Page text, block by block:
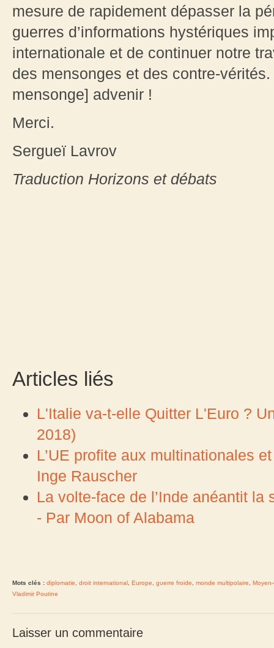
mesure de rapidement dépasser la
guerres d’informations hystériques
internationale et de continuer notre
des mensonges et des contre-
mensonge] advenir !
Merci.
Sergueï Lavrov
Traduction Horizons et débats
Articles liés
L'Italie va-t-elle Quitter L'Euro ?
2018)
L’UE profite aux multinationales
Inge Rauscher
La volte-face de l’Inde anéantit
- Par Moon of Alabama
Mots clés : diplomatie droit international Europe guerre froide monde multipolaire
Vladimir Poutine
Laisser un commentaire